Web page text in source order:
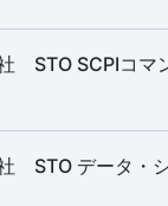
STO SCPIコマ
STO データ・シ